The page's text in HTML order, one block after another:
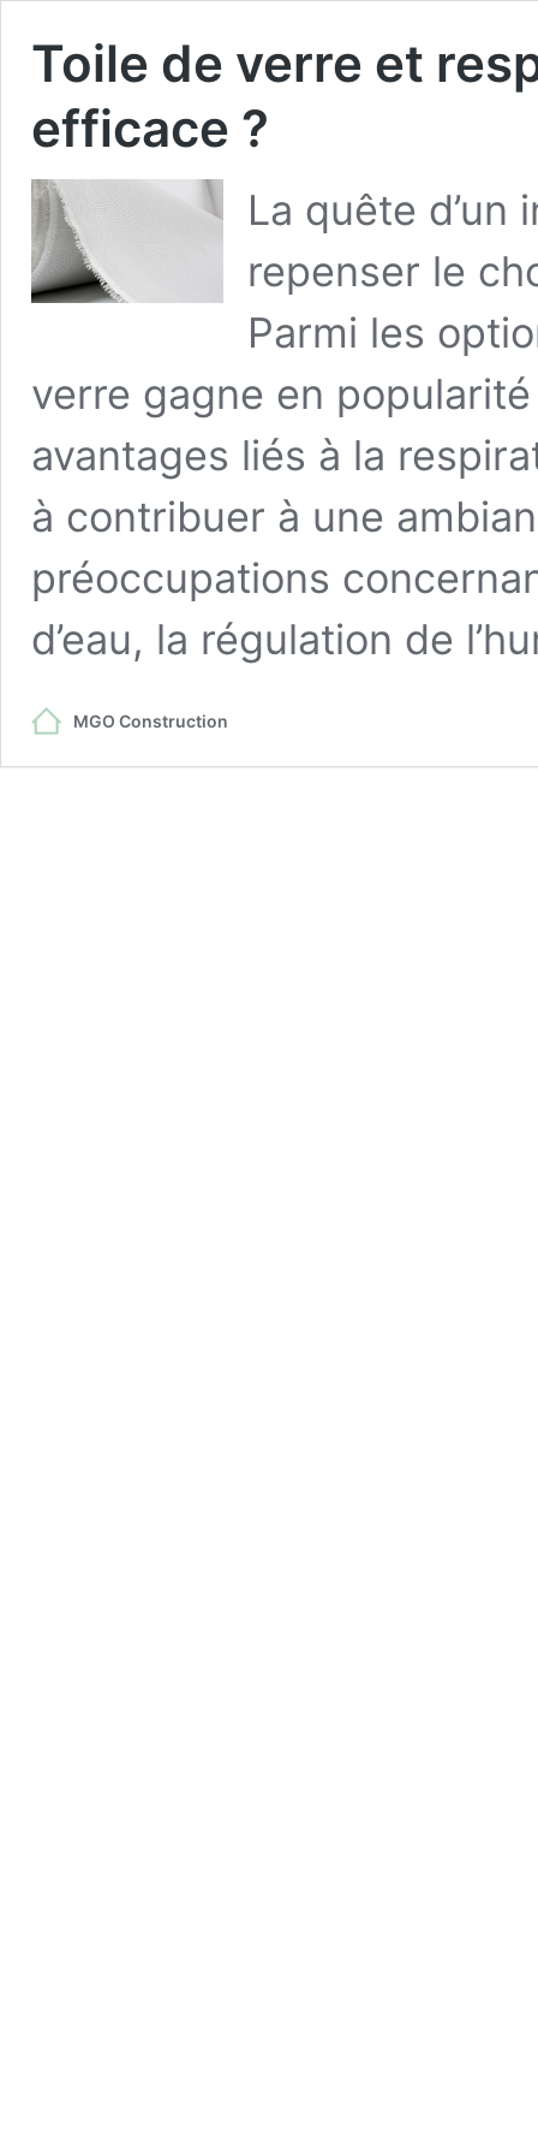
Toile de verre et
efficace ?
La quête
repenser le
Parmi les
verre gagne en
avantages liés à la
à contribuer à une
préoccupations
d’eau, la régulation de
MGO Construction